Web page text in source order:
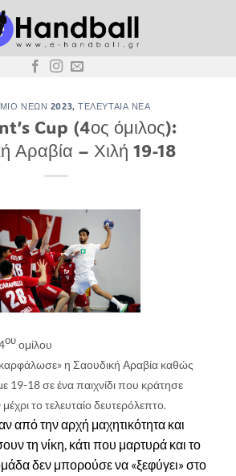
ΝΈΩΝ 2023,ΤΕΛΕΥΤΑΊΑ ΝΈΑ
Cup (4ος όμιλος):
Αραβία – Χιλή 19-18
ουομίλου
η Σαουδική Αραβία καθώς
19-18 σε ένα παιχνίδι που κράτησε
το τελευταίο δευτερόλεπτο.
από την αρχή μαχητικότητα και
τη νίκη, κάτι που μαρτυρά και το
δεν μπορούσε να «ξεφύγει» στο